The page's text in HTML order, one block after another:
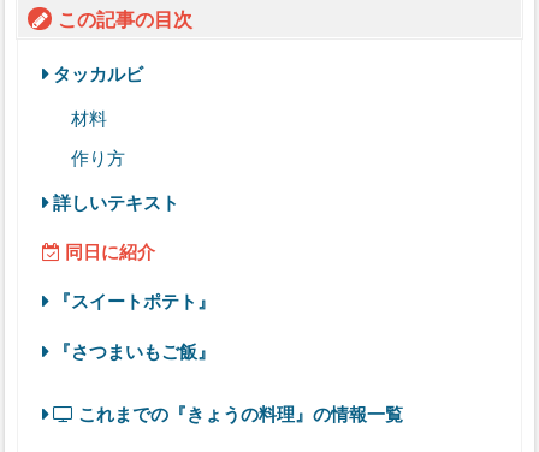
この記事の目次
タッカルビ
材料
作り方
詳しいテキスト
同日に紹介
『スイートポテト』
『さつまいもご飯』
これまでの『きょうの料理』の情報一覧